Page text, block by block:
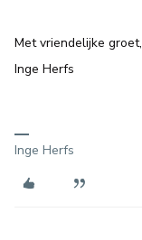
Met vriendelijke groet,
Inge Herfs
Inge Herfs